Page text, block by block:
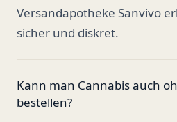
Versandapotheke Sanvivo
sicher und diskret.
Kann man Cannabis auch
bestellen?